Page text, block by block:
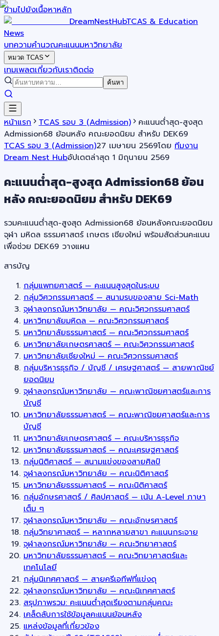
ข้ามไปยังเนื้อหาหลัก
DreamNestHubTCAS & Education
News
บทความคำนวณคะแนนมหาวิทยาลัย
หมวด TCAS
เทมเพลตเกี่ยวกับเราติดต่อ
ค้นหา
หน้าแรก TCAS รอบ 3 (Admission)
คะแนนต่ำสุด-สูงสุด
Admission68 ย้อนหลัง คณะยอดนิยม สำหรับ DEK69
TCAS รอบ 3 (Admission)27 เมษายน 2569โดย ทีมงาน
Dream Nest Hubอัปเดตล่าสุด 1 มิถุนายน 2569
คะแนนต่ำสุด-สูงสุด Admission68 ย้อน
หลัง คณะยอดนิยม สำหรับ DEK69
รวมคะแนนต่ำสุด-สูงสุด Admission68 ย้อนหลังคณะยอดนิยม
จุฬา มหิดล ธรรมศาสตร์ เกษตร เชียงใหม่ พร้อมสัดส่วนคะแนน
เพื่อช่วย DEK69 วางแผน
สารบัญ
กลุ่มแพทยศาสตร์ — คะแนนสูงสุดในระบบ
กลุ่มวิศวกรรมศาสตร์ — สนามรบของสาย Sci-Math
จุฬาลงกรณ์มหาวิทยาลัย — คณะวิศวกรรมศาสตร์
มหาวิทยาลัยมหิดล — คณะวิศวกรรมศาสตร์
มหาวิทยาลัยธรรมศาสตร์ — คณะวิศวกรรมศาสตร์
มหาวิทยาลัยเกษตรศาสตร์ — คณะวิศวกรรมศาสตร์
มหาวิทยาลัยเชียงใหม่ — คณะวิศวกรรมศาสตร์
กลุ่มบริหารธุรกิจ / บัญชี / เศรษฐศาสตร์ — สายพาณิชย์
ยอดนิยม
จุฬาลงกรณ์มหาวิทยาลัย — คณะพาณิชยศาสตร์และการ
บัญชี
มหาวิทยาลัยธรรมศาสตร์ — คณะพาณิชยศาสตร์และการ
บัญชี
มหาวิทยาลัยเกษตรศาสตร์ — คณะบริหารธุรกิจ
มหาวิทยาลัยธรรมศาสตร์ — คณะเศรษฐศาสตร์
กลุ่มนิติศาสตร์ — สนามแข่งของสายศิลป์
จุฬาลงกรณ์มหาวิทยาลัย — คณะนิติศาสตร์
มหาวิทยาลัยธรรมศาสตร์ — คณะนิติศาสตร์
กลุ่มอักษรศาสตร์ / ศิลปศาสตร์ — เน้น A-Level ภาษา
เต็ม ๆ
จุฬาลงกรณ์มหาวิทยาลัย — คณะอักษรศาสตร์
กลุ่มวิทยาศาสตร์ — หลากหลายสาขา คะแนนกระจาย
จุฬาลงกรณ์มหาวิทยาลัย — คณะวิทยาศาสตร์
มหาวิทยาลัยธรรมศาสตร์ — คณะวิทยาศาสตร์และ
เทคโนโลยี
กลุ่มนิเทศศาสตร์ — สายครีเอทีฟที่แข่งดุ
จุฬาลงกรณ์มหาวิทยาลัย — คณะนิเทศศาสตร์
สรุปภาพรวม: คะแนนต่ำสุดเรียงตามกลุ่มคณะ
เคล็ดลับการใช้ข้อมูลคะแนนย้อนหลัง
แหล่งข้อมูลที่เกี่ยวข้อง